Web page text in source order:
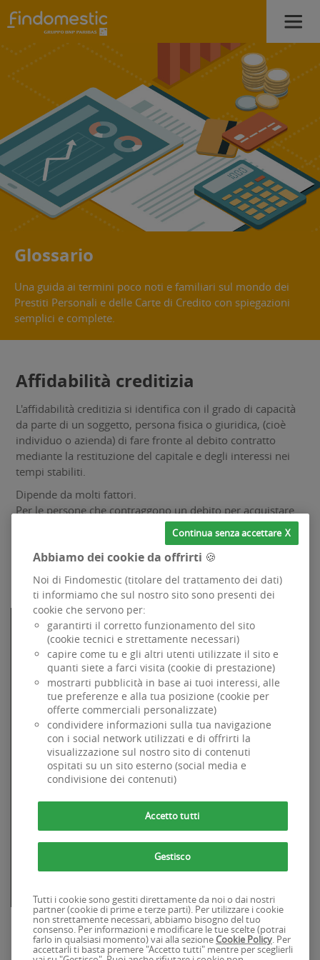
Glossario
Una guida ai termini poco noti e familiari sul mondo dei
Prestiti Personali e delle Carte di Credito con spiegazioni
semplici e complete.
Affidabilità creditizia
L'affidabilità creditizia si identifica con il grado di capacità
da parte di un soggetto, persona fisica o giuridica, (cioè
individuo o azienda) di fare fronte al debito contratto
mediante la restituzione del capitale e degli interessi nei
tempi stabiliti.
Dipende da molti fattori.
Per le persone che contraggono un debito per acquistare
beni è in funzione della capacità di reddito, del livello di
indebitamento in essere e della capacità dimostrata in
passato di onorare le promesse di pagamento.
FINDOMESTIC
Specializzata dal 1984 nel credito alla famiglia per
l'acquisto di beni e servizi ad uso privato, è parte di BNP
Paribas, primario Gruppo Bancario internazionale.
Chi siamo
Dati Societari
Accessibilità
Codice di Condotta
Sicurezza
Informativa sui cookie
Whistleblowing
Findomestic Banca SpA . PIva 03562770481
SITI FINDOMESTIC
Osservatorio findomestic.it
Abbiamo dei cookie da offrirti 🍪
Noi di Findomestic (titolare del trattamento dei dati)
ti informiamo che sul nostro sito sono presenti dei
cookie che servono per:
garantirti il corretto funzionamento del sito
(cookie tecnici e strettamente necessari)
capire come tu e gli altri utenti utilizzate il sito e
quanti siete a farci visita (cookie di prestazione)
mostrarti pubblicità in base ai tuoi interessi, alle
tue preferenze e alla tua posizione (cookie per
offerte commerciali personalizzate)
condividere informazioni sulla tua navigazione
con i social network utilizzati e di offrirti la
visualizzazione sul nostro sito di contenuti
ospitati su un sito esterno (social media e
condivisione dei contenuti)
Tutti i cookie sono gestiti direttamente da noi o dai nostri
partner (cookie di prime e terze parti). Per utilizzare i cookie
non strettamente necessari, abbiamo bisogno del tuo
consenso. Per informazioni e modificare le tue scelte (potrai
farlo in qualsiasi momento) vai alla sezioneCookie Policy. Per
accettarli ti basta premere "Accetto tutti" mentre per sceglierli
Accetto tutti
Gestisco
Continua senza accettare